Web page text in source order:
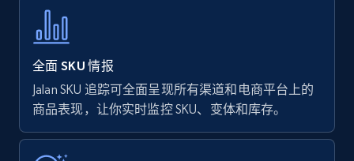
price, Currency, Availability, Reviews count, and
more.
35.3K+ 立即开始
Amazon Reviews
全面 SKU 情报
Jalan SKU 追踪可全面呈现所有渠道和电商平台上的
商品表现，让你实时监控 SKU、变体和库存。